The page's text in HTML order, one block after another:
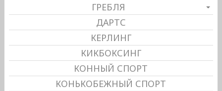
ГРЕБЛЯ
ДАРТС
КЕРЛИНГ
КИКБОКСИНГ
КОННЫЙ СПОРТ
КОНЬКОБЕЖНЫЙ СПОРТ